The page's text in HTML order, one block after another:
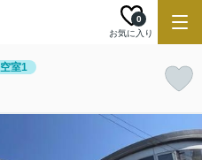
お気に入り
0
空室1